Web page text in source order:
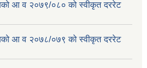
आ व २०७९/०८० को स्वीकृत दररेट
आ व २०७८/०७९ को स्वीकृत दररेट